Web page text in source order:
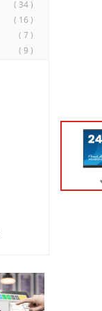
( 34 )
( 16 )
( 7 )
( 9 )